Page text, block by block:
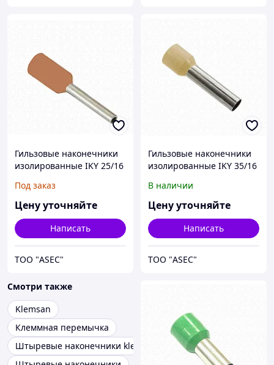
Гильзовые наконечники
изолированные IKY 25/16
Под заказ
Цену уточняйте
Написать
ТОО "ASEC"
Гильзовые наконечники
изолированные IKY 35/16
В наличии
Цену уточняйте
Написать
ТОО "ASEC"
Смотри также
Klemsan
Клеммная перемычка
Штыревые наконечники klemsan